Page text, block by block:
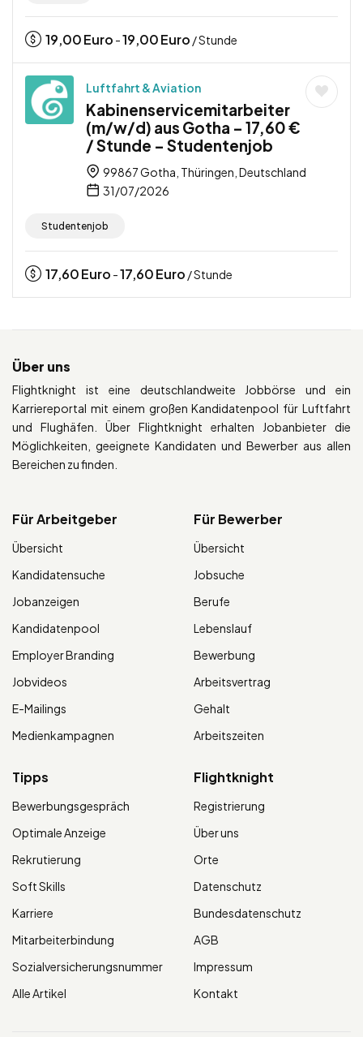
19,00Euro -19,00Euro / Stunde
Luftfahrt & Aviation
Kabinenservicemitarbeiter
(m/w/d) aus Gotha – 17,60 €
/ Stunde – Studentenjob
99867 Gotha, Thüringen, Deutschland
31/07/2026
Studentenjob
17,60Euro -17,60Euro / Stunde
Über uns
Flightknight ist eine deutschlandweite Jobbörse und ein
Karriereportal mit einem großen Kandidatenpool für Luftfahrt
und Flughäfen. Über Flightknight erhalten Jobanbieter die
Möglichkeiten, geeignete Kandidaten und Bewerber aus allen
Bereichen zu finden.
Für Arbeitgeber
Übersicht
Kandidatensuche
Jobanzeigen
Kandidatenpool
Employer Branding
Jobvideos
E-Mailings
Medienkampagnen
Für Bewerber
Übersicht
Jobsuche
Berufe
Lebenslauf
Bewerbung
Arbeitsvertrag
Gehalt
Arbeitszeiten
Tipps
Bewerbungsgespräch
Optimale Anzeige
Rekrutierung
Soft Skills
Karriere
Mitarbeiterbindung
Sozialversicherungsnummer
Alle Artikel
Flightknight
Registrierung
Über uns
Orte
Datenschutz
Bundesdatenschutz
AGB
Impressum
Kontakt